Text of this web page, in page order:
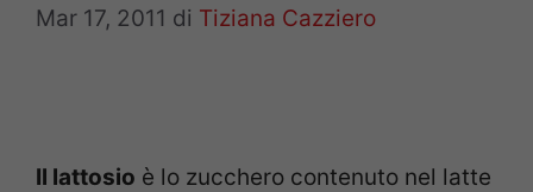
Mar 17, 2011 di Tiziana Cazziero
Il lattosio è lo zucchero contenuto nel latte